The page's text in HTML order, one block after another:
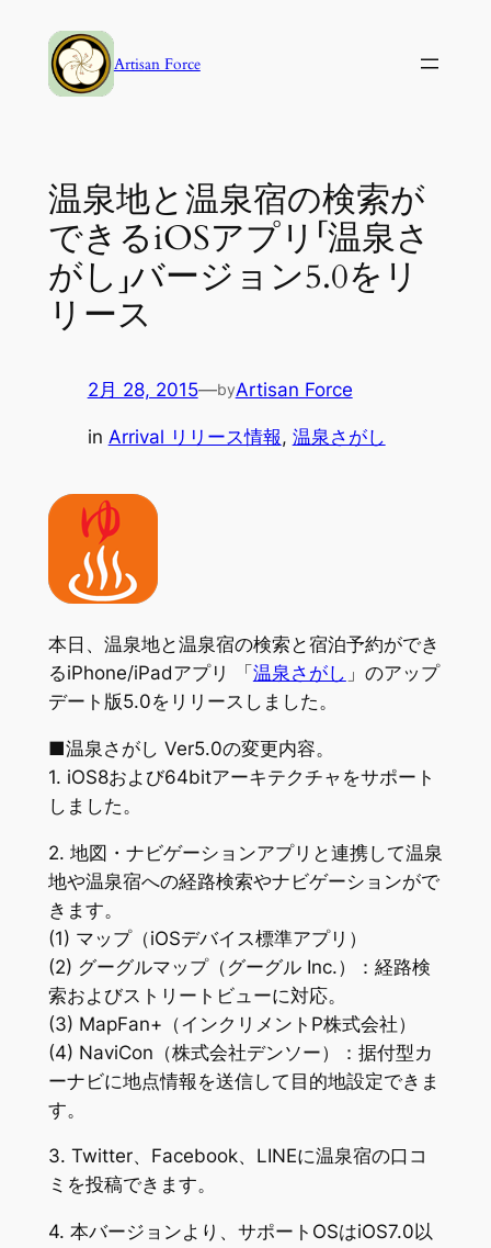
Artisan Force
温泉地と温泉宿の検索が
できるiOSアプリ「温泉さ
がし」バージョン5.0をリ
リース
2月 28, 2015—byArtisan Force
in Arrival リリース情報, 温泉さがし
本日、温泉地と温泉宿の検索と宿泊予約ができ
るiPhone/iPadアプリ 「温泉さがし 」のアップ
デート版5.0をリリースしました。
■温泉さがし Ver5.0の変更内容。
1. iOS8および64bitアーキテクチャをサポート
しました。
2. 地図・ナビゲーションアプリと連携して温泉
地や温泉宿への経路検索やナビゲーションがで
きます。
(1) マップ（iOSデバイス標準アプリ）
(2) グーグルマップ（グーグル Inc.）：経路検
索およびストリートビューに対応。
(3) MapFan+（インクリメントP株式会社）
(4) NaviCon（株式会社デンソー）：据付型カ
ーナビに地点情報を送信して目的地設定できま
す。
3. Twitter、Facebook、LINEに温泉宿の口コ
ミを投稿できます。
4. 本バージョンより、サポートOSはiOS7.0以